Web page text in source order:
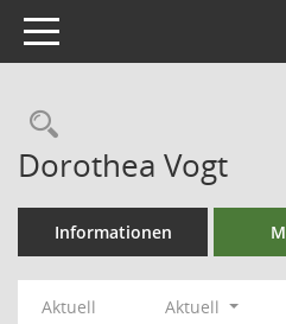
Toggle navigation
Rechercheauswahl
Dorothea Vogt
Informationen
Aktuell
Aktuell